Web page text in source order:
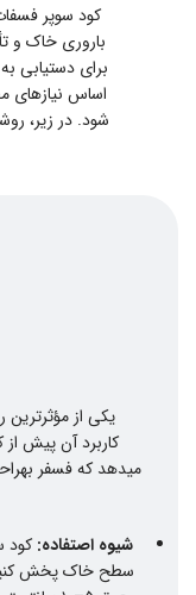
کود سوپر
باروری خاک و
برای دستیابی
اساس نیازهای
شود. در زیر،
یکی از مؤثرترین
کاربرد آن پیش
میدهد که فسفر
شیوه اصتفاده: کود
سطح خاک پخش کنید